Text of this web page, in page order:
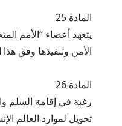
المادة 25
يتعهد أعضاء “الأمم
الأمن وتنفيذها وفق هذا
المادة 26
رغبة في إقامة السلم
تحويل لموارد العالم